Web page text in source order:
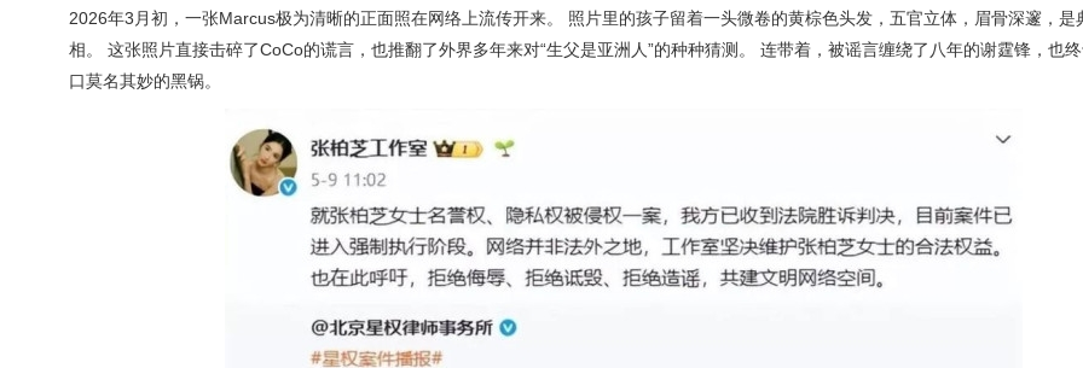
2026年3月初，一张Marcus极为清晰的正面照在网络上流传开来。 照片里的孩子留着一头微卷的黄棕色头发，五官立体，眉骨深邃，是
相。 这张照片直接击碎了CoCo的谎言，也推翻了外界多年来对“生父是亚洲人”的种种猜测。 连带着，被谣言缠绕了八年的谢霆锋，也
口莫名其妙的黑锅。